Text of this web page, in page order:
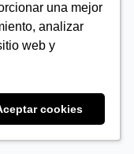
una mejor
analizar
web y
cookies